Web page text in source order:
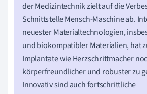
der Medizintechnik zielt auf die
Schnittstelle Mensch-Maschine ab.
neuester Materialtechnologien,
und biokompatibler Materialien, hat
Implantate wie Herzschrittmacher
körperfreundlicher und robuster zu
Innovativ sind auch fortschrittliche